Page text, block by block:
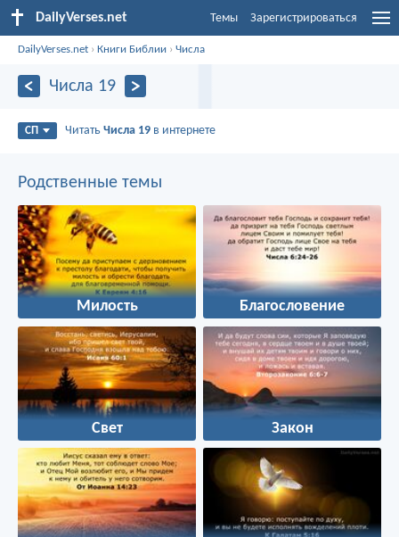
DailyVerses.net Темы Зарегистрироваться
DailyVerses.net ›Книги Библии ›Числа
Числа 19
СП ЧитатьЧисла 19 в интернете
Родственные темы
Милость Благословение
Свет Закон